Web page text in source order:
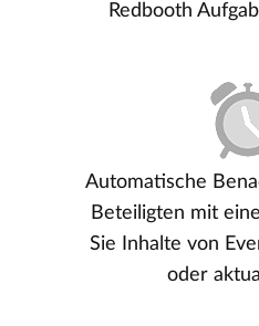
Redbooth
Automatische
Beteiligten mit
Sie Inhalte von
oder